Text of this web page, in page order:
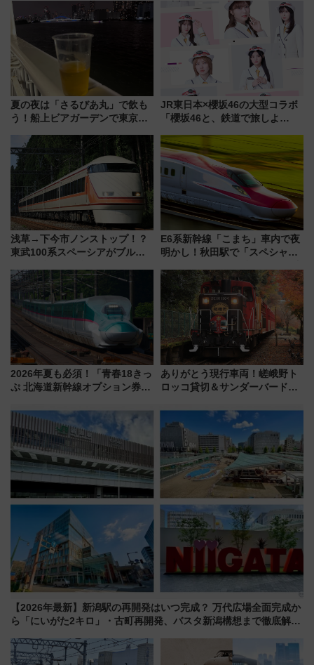
で都心から約1時間半で夏の絶景
を！
月7日限定 ソフトバンクホーク
スとコラボ
夏の夜は「さるびあ丸」で飲も
う！船上ビアガーデンで東京湾
杯……工場直送生ビールや島グ
ルメが美味い
JR東日本×櫻坂46の大型コラボ
「櫻坂46と、鉄道で旅しよ
潟・長野・庄内へ
浅草→下今市ノンストップ！？
東武100系スペーシアがブルー
ー当時の停車駅」を再現 運転
時刻や特急券の買い方を紹介
E6系新幹線「こまち」車内で夜
明かし！秋田駅で「スペシャル
法は？
2026年夏も必須！「青春18きっ
ぷ 北海道新幹線オプション券」
の罠
ありがとう現行車両！嵯峨野ト
ロッコ貸切＆サンダーバードレ
斉藤雪乃＆福原トシヒロと行
く！9月13日「京都の鉄道満喫
ツアー」開催
【2026年最新】新潟駅の再開発はいつ完成？ 万代広場全面完成か
ら「にいがた2キロ」・古町再開発、バスタ新潟構想まで徹底解